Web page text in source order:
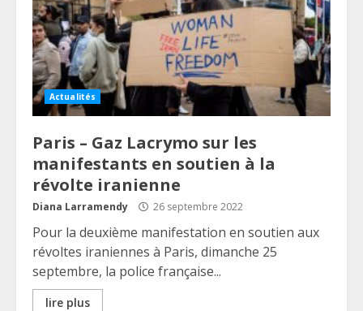
Actualités
Paris – Gaz Lacrymo sur les
manifestants en soutien à la
révolte iranienne
Diana Larramendy 26 septembre 2022
Pour la deuxième manifestation en soutien aux
révoltes iraniennes à Paris, dimanche 25
septembre, la police française...
lire plus